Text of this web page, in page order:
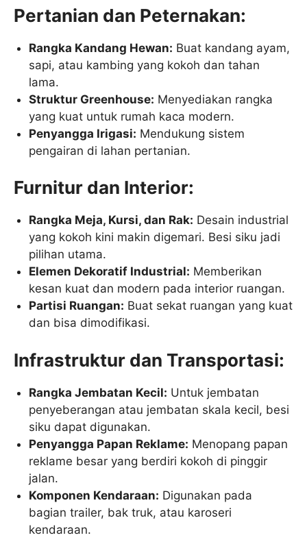
Pertanian dan Peternakan:
Rangka Kandang Hewan: Buat kandang ayam,
sapi, atau kambing yang kokoh dan tahan
lama.
Struktur Greenhouse: Menyediakan rangka
yang kuat untuk rumah kaca modern.
Penyangga Irigasi: Mendukung sistem
pengairan di lahan pertanian.
Furnitur dan Interior:
Rangka Meja, Kursi, dan Rak: Desain industrial
yang kokoh kini makin digemari. Besi siku jadi
pilihan utama.
Elemen Dekoratif Industrial: Memberikan
kesan kuat dan modern pada interior ruangan.
Partisi Ruangan: Buat sekat ruangan yang kuat
dan bisa dimodifikasi.
Infrastruktur dan Transportasi:
Rangka Jembatan Kecil: Untuk jembatan
penyeberangan atau jembatan skala kecil, besi
siku dapat digunakan.
Penyangga Papan Reklame: Menopang papan
reklame besar yang berdiri kokoh di pinggir
jalan.
Komponen Kendaraan: Digunakan pada
bagian trailer, bak truk, atau karoseri
kendaraan.